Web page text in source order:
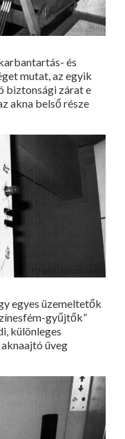
és
mutat, az egyik
biztonsági zárat e
akna belső része
egyes üzemeltetők
gyűjtők”
különleges
üveg